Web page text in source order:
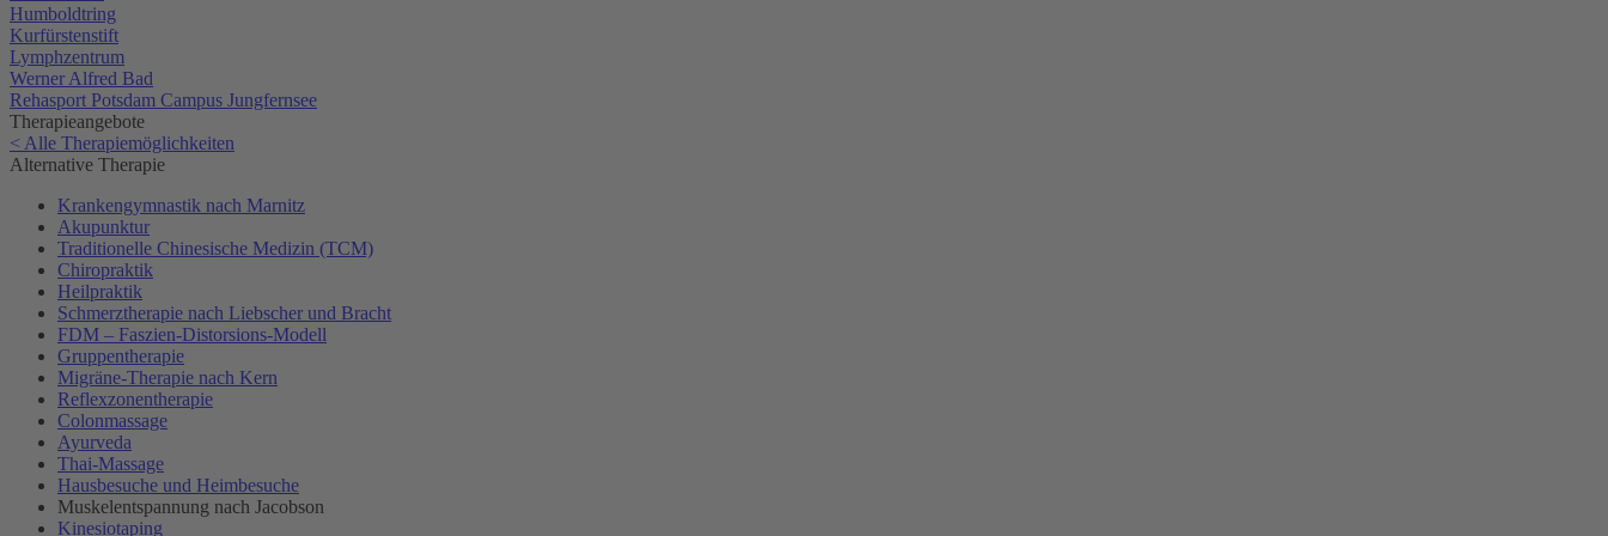
Humboldtring
Kurfürstenstift
Lymphzentrum
Werner Alfred Bad
Rehasport Potsdam Campus Jungfernsee
Therapieangebote
< Alle Therapiemöglichkeiten
Alternative Therapie
Krankengymnastik nach Marnitz
Akupunktur
Traditionelle Chinesische Medizin (TCM)
Chiropraktik
Heilpraktik
Schmerztherapie nach Liebscher und Bracht
FDM – Faszien-Distorsions-Modell
Gruppentherapie
Migräne-Therapie nach Kern
Reflexzonentherapie
Colonmassage
Ayurveda
Thai-Massage
Hausbesuche und Heimbesuche
Muskelentspannung nach Jacobson
Kinesiotaping